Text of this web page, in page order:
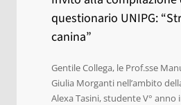
questionario UNIPG:
canina”
Gentile Collega, le Prof.sse
Giulia Morganti nell’ambito
Alexa Tasini, studente V° anno